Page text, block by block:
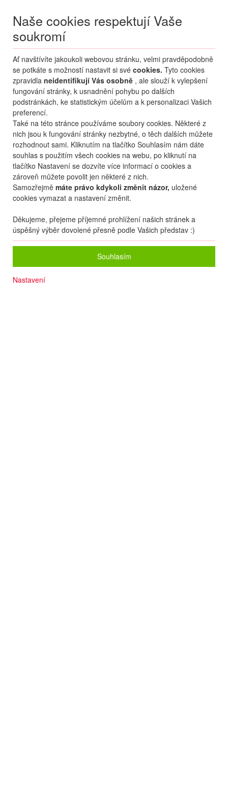
Naše cookies respektují Vaše
soukromí
Ať navštívíte jakoukoli webovou stránku, velmi pravděpodobně
se potkáte s možností nastavit si své cookies. Tyto cookies
zpravidla neidentifikují Vás osobně , ale slouží k vylepšení
fungování stránky, k usnadnění pohybu po dalších
podstránkách, ke statistickým účelům a k personalizaci Vašich
preferencí.
Také na této stránce používáme soubory cookies. Některé z
nich jsou k fungování stránky nezbytné, o těch dalších můžete
rozhodnout sami. Kliknutím na tlačítko Souhlasím nám dáte
souhlas s použitím všech cookies na webu, po kliknutí na
tlačítko Nastavení se dozvíte více informací o cookies a
zároveň můžete povolit jen některé z nich.
Samozřejmě máte právo kdykoli změnit názor, uložené
cookies vymazat a nastavení změnit.
Děkujeme, přejeme příjemné prohlížení našich stránek a
úspěšný výběr dovolené přesně podle Vašich představ :)
Souhlasím
Nastavení
Menu
MojePřihlášení
Destinace nerozhoduje
08.08.-...• 2 osoby
Od nejoblíbenějšího Od nejlevnějšího Od nejdražšího
Od nejbližšího termínu
Probíhá vyhledávání